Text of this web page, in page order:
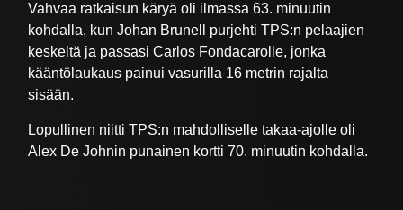
Vahvaa ratkaisun käryä oli ilmassa 63. minuutin
kohdalla, kun Johan Brunell purjehti TPS:n pelaajien
keskeltä ja passasi Carlos Fondacarolle, jonka
kääntölaukaus painui vasurilla 16 metrin rajalta
sisään.
Lopullinen niitti TPS:n mahdolliselle takaa-ajolle oli
Alex De Johnin punainen kortti 70. minuutin kohdalla.